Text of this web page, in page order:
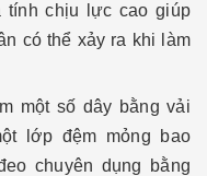
tính chịu lực cao giúp
có thể xảy ra khi làm
một số dây bằng vải
lớp đệm mỏng bao
chuyên dụng bằng